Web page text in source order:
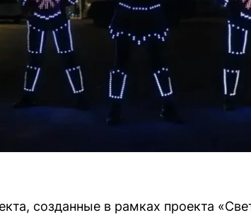
созданные в рамках проекта